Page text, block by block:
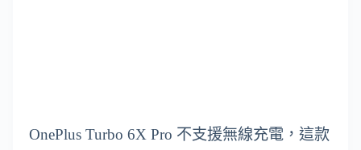
OnePlus Turbo 6X Pro 不支援無線充電，這款